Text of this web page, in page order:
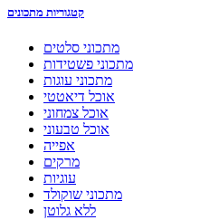
קטגוריות מתכונים
מתכוני סלטים
מתכוני פשטידות
מתכוני עוגות
אוכל דיאטטי
אוכל צמחוני
אוכל טבעוני
אפייה
מרקים
עוגיות
מתכוני שוקולד
ללא גלוטן